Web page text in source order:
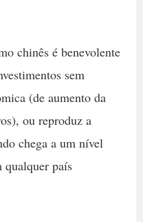
chinês é benevolente
sem
(de aumento da
ou reproduz a
chega a um nível
qualquer país